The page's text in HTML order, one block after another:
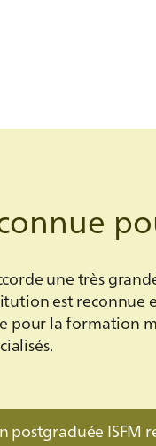
une très
est reconnue
pour la formation
ISFM